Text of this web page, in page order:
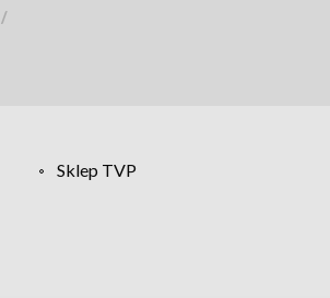
/
Sklep TVP